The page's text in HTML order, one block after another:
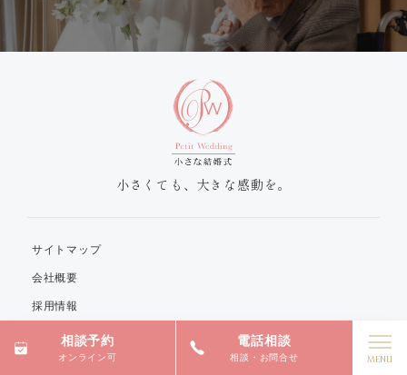
相談予約
オンライン可
電話相談
相談・お問合せ
小さくても、大きな感動を。
サイトマップ
会社概要
採用情報
関連リンク
プライバシーポリシー